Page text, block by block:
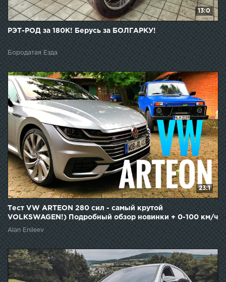
13:0
РЭТ-РОД за 180К! Берусь за БОЛГАРКУ!
Бородатая Езда
23:1
Тест VW ARTEON 280 сил - самый крутой
VOLKSWAGEN!) Подробный обзор новинки + 0-100 км/ч
и Нива!)
Alan Enileev